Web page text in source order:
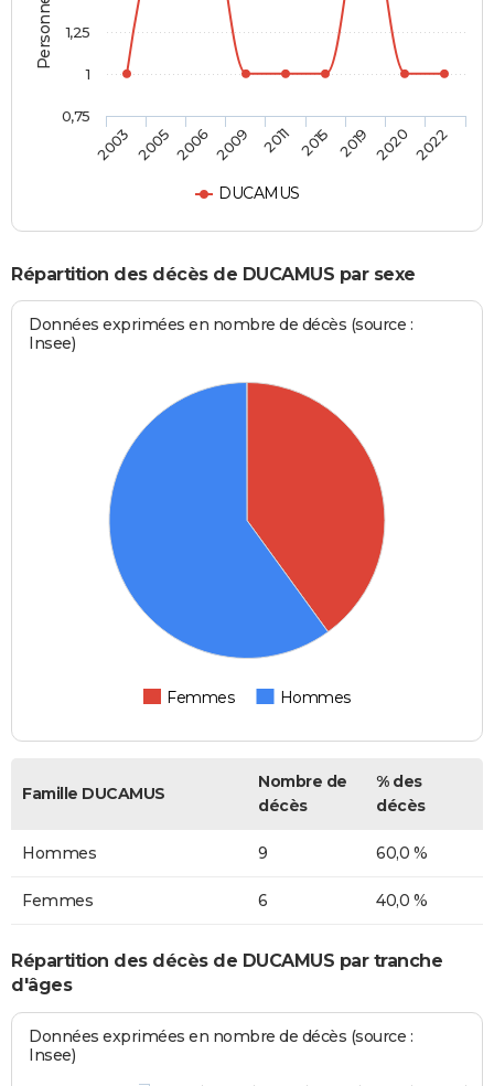
DUCAMUS
2003 200520062009 2011 2015 2019 2020 2022
0,75
1
1,25
Répartition des décès de DUCAMUS par sexe
Données exprimées en nombre de décès (source :
Insee)
Femmes Hommes
Famille DUCAMUS
Nombre de
décès
% des
décès
Hommes 9 60,0 %
Femmes 6 40,0 %
Répartition des décès de DUCAMUS par tranche
d'âges
Données exprimées en nombre de décès (source :
Insee)